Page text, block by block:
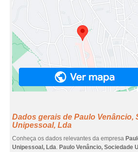
Dados gerais de Paulo Venâncio,
Unipessoal, Lda
Conheça os dados relevantes da empresa
Unipessoal, Lda. Paulo Venâncio, Sociedade